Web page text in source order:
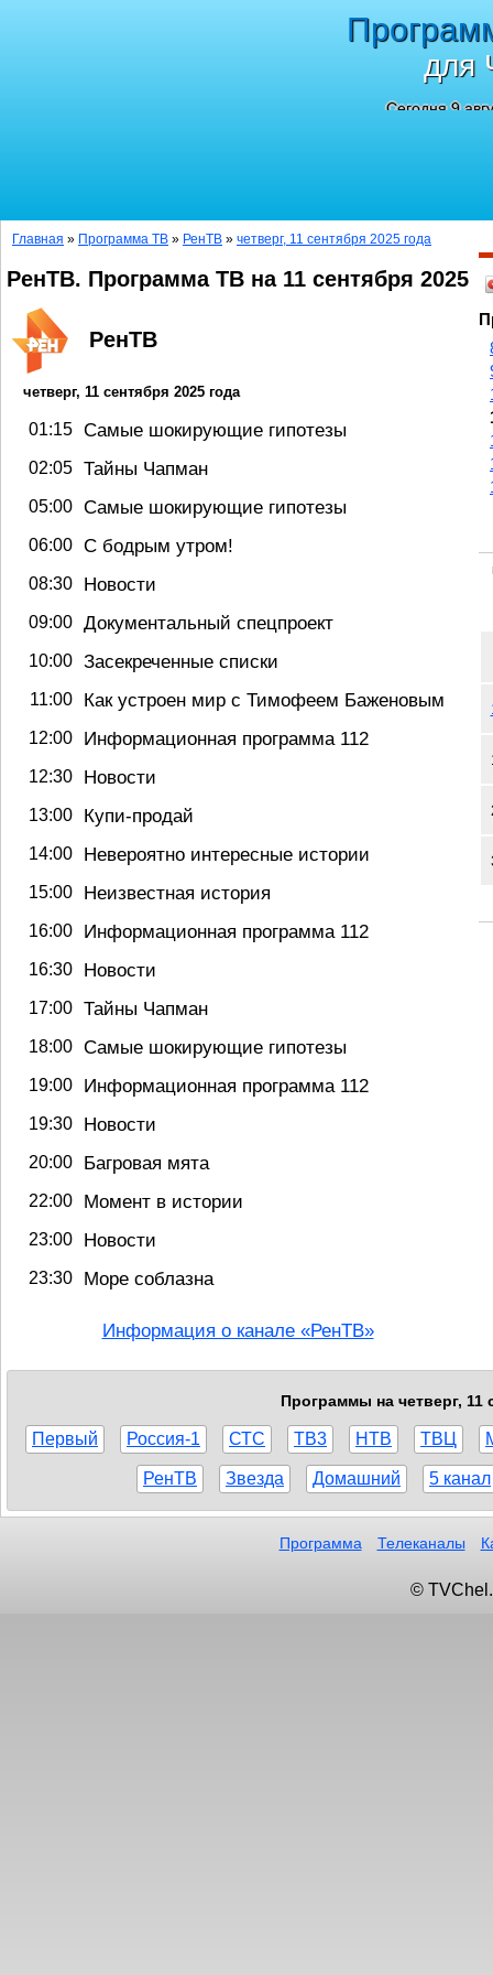
для
Сегодня 9
Главная » Программа ТВ » РенТВ » четверг, 11 сентября 2025 года
РенТВ. Программа ТВ на 11 сентября 2025
РенТВ
четверг, 11 сентября 2025 года
01:15 Самые шокирующие гипотезы
02:05 Тайны Чапман
05:00 Самые шокирующие гипотезы
06:00 С бодрым утром!
08:30 Новости
09:00 Документальный спецпроект
10:00 Засекреченные списки
11:00 Как устроен мир с Тимофеем Баженовым
12:00 Информационная программа 112
12:30 Новости
13:00 Купи-продай
14:00 Невероятно интересные истории
15:00 Неизвестная история
16:00 Информационная программа 112
16:30 Новости
17:00 Тайны Чапман
18:00 Самые шокирующие гипотезы
19:00 Информационная программа 112
19:30 Новости
20:00 Багровая мята
22:00 Момент в истории
23:00 Новости
23:30 Море соблазна
Информация о канале «РенТВ»
Программы на четверг, 11
Первый Россия-1 СТС ТВ3 НТВ ТВЦ
РенТВ Звезда Домашний 5 канал
Программа Телеканалы
©